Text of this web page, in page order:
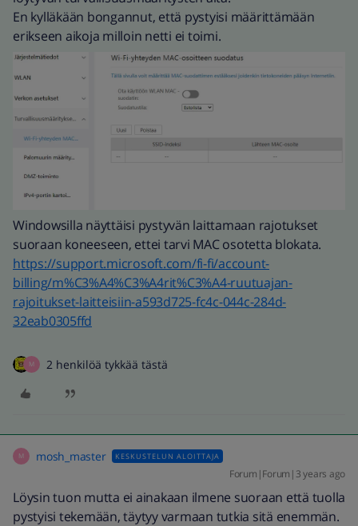
En kylläkään bongannut, että pystyisi määrittämään
erikseen aikoja milloin netti ei toimi.
Windowsilla näyttäisi pystyvän laittamaan rajotukset
suoraan koneeseen, ettei tarvi MAC osotetta blokata.
https://support.microsoft.com/fi-fi/account-
billing/m%C3%A4%C3%A4rit%C3%A4-ruutuajan-
rajoitukset-laitteisiin-a593d725-fc4c-044c-284d-
32eab0305ffd
M 2 henkilöä tykkää tästä
M mosh_master KESKUSTELUN ALOITTAJA
Forum|Forum|3 years ago
Löysin tuon mutta ei ainakaan ilmene suoraan että tuolla
pystyisi tekemään, täytyy varmaan tutkia sitä enemmän.